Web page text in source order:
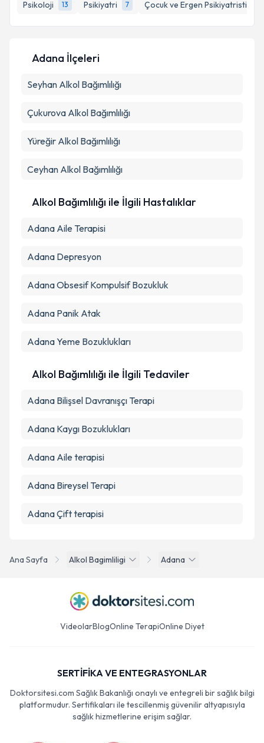
Psikoloji
13 Psikiyatri 7 Çocuk ve Ergen Psikiyatristi
E-posta Adresiniz
Metni'ni okudum ve kişisel verilerimin belirtilen
Ana Sayfa Alkol Bagimliligi Adana
Adana İlçeleri
Seyhan Alkol Bağımlılığı
Çukurova Alkol Bağımlılığı
Yüreğir Alkol Bağımlılığı
Ceyhan Alkol Bağımlılığı
Alkol Bağımlılığı ile İlgili Hastalıklar
Adana Aile Terapisi
Adana Depresyon
Adana Obsesif Kompulsif Bozukluk
Adana Panik Atak
Adana Yeme Bozuklukları
Alkol Bağımlılığı ile İlgili Tedaviler
Adana Bilişsel Davranışçı Terapi
Adana Kaygı Bozuklukları
Adana Aile terapisi
Adana Bireysel Terapi
Adana Çift terapisi
VideolarBlogOnline TerapiOnline Diyet
SERTİFİKA VE ENTEGRASYONLAR
Doktorsitesi.com Sağlık Bakanlığı onaylı ve entegreli bir sağlık bilgi
platformudur. Sertifikaları ile tescillenmiş güvenilir altyapısıyla
sağlık hizmetlerine erişim sağlar.